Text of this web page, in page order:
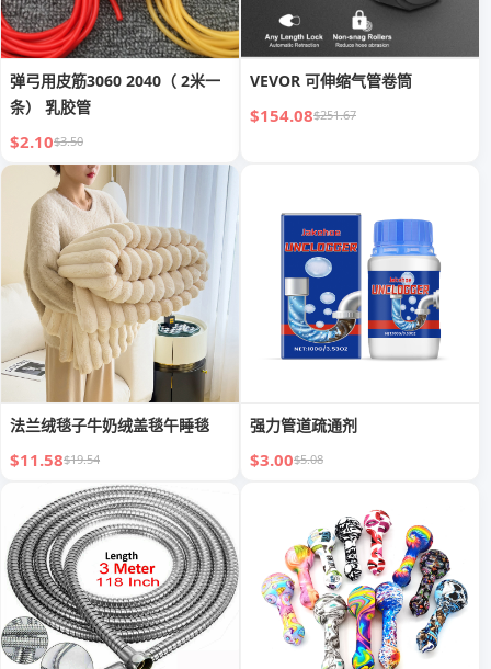
弹弓用皮筋3060 2040（ 2米一
条） 乳胶管
$2.10$3.50
VEVOR 可伸缩气管卷筒
$154.08$251.67
法兰绒毯子牛奶绒盖毯午睡毯
$11.58$19.54
强力管道疏通剂
$3.00$5.08